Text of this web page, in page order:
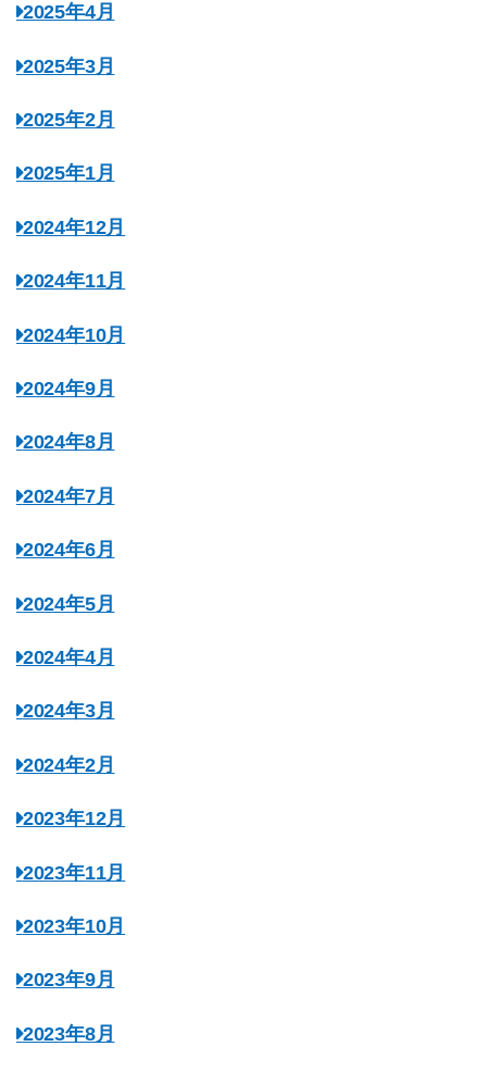
2025年4月
2025年3月
2025年2月
2025年1月
2024年12月
2024年11月
2024年10月
2024年9月
2024年8月
2024年7月
2024年6月
2024年5月
2024年4月
2024年3月
2024年2月
2023年12月
2023年11月
2023年10月
2023年9月
2023年8月